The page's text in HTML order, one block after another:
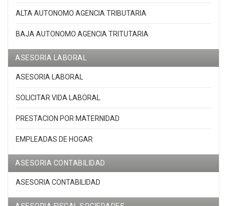
ALTA AUTONOMO AGENCIA TRIBUTARIA
BAJA AUTONOMO AGENCIA TRITUTARIA
ASESORIA LABORAL
ASESORIA LABORAL
SOLICITAR VIDA LABORAL
PRESTACION POR MATERNIDAD
EMPLEADAS DE HOGAR
ASESORIA CONTABILIDAD
ASESORIA CONTABILIDAD